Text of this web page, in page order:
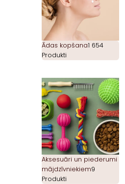
Ādas kopšana1 654
Produkti
Aksesuāri un piederumi
mājdzīvniekiem9
Produkti